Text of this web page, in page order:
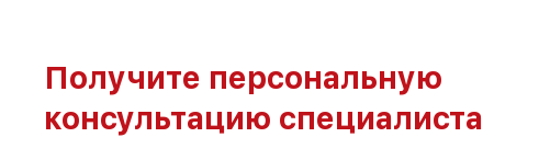
Получите персональную
консультацию специалиста